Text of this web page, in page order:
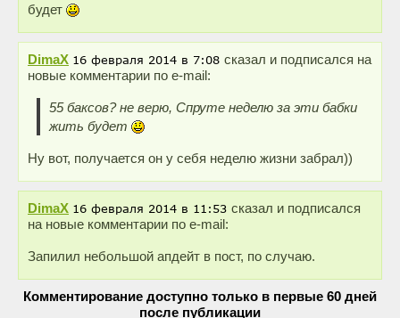
будет
DimaX
сказал и подписался на
новые комментарии по e-mail:
55 баксов? не верю, Спруте неделю за эти бабки
жить будет
Ну вот, получается он у себя неделю жизни забрал))
DimaX
сказал и подписался
на новые комментарии по e-mail:
Запилил небольшой апдейт в пост, по случаю.
Комментирование доступно только в первые 60 дней
после публикации